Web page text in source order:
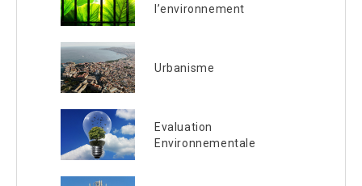
l’environnement
Urbanisme
Evaluation
Environnementale